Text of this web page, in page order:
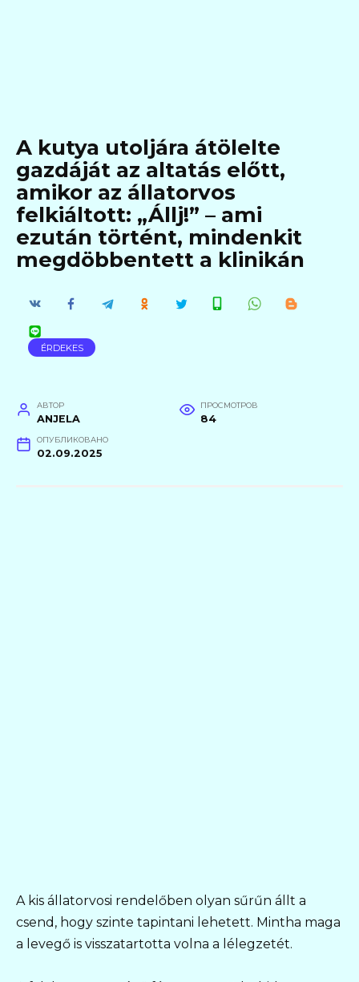
A kutya utoljára átölelte
gazdáját az altatás előtt,
amikor az állatorvos
felkiáltott: „Állj!” – ami
ezután történt, mindenkit
megdöbbentett a klinikán
ÉRDEKES
АВТОР
ANJELA
ПРОСМОТРОВ
84
ОПУБЛИКОВАНО
02.09.2025
A kis állatorvosi rendelőben olyan sűrűn állt a
csend, hogy szinte tapintani lehetett. Mintha maga
a levegő is visszatartotta volna a lélegzetét.